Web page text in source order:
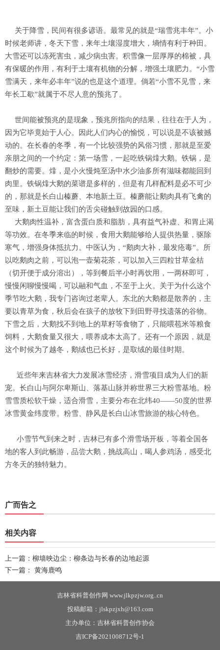
关于降雪，民间有很多谚语。最常见的就是“瑞雪兆丰年”。小
时候老师讲，冬天下雪，来年土壤湿度增大，墒情有利于种田。
大雪还可以冻死害虫，减少病虫害。积雪像一层厚厚的棉被，具
有保暖的作用，有利于土壤有机物的分解，增强土壤肥力。“小雪
雪满天，来年必丰年”说的也是这个道理。倘若“小雪不见雪，来
年长工歇”就属于不尽人意的预兆了。
世间能被预兆的是现象，预兆所指向的结果，往往在于人为，
因为它毕竟始于人心。因此人们内心的愉悦，可以说是不该被撼
动的。在长春的冬季，有一个比较强势的风俗习惯，那就是至爱
亲朋之间的一个约定：第一场雪，一起吃铁锅㸆大鹅。铁锅，是
翻炒的需要。㸆，是小火慢炖至汤中水少油多所有滋味都能回到
肉里。铁锅㸆大鹅的菜谱是多样的，但是有几样配料是必不可少
的，那就是长白山榛蘑、本地新土豆。榛蘑能让鹅肉具有飞禽的
至味，新土豆能让我们的舌尖碰触到故园的口感。
大鹅肉性温补，富含蛋白质和脂肪，具有益气补虚、和胃止渴
等功效。在冬季来临的时候，食用大鹅能够给人提供热量，驱除
寒气，增强身体抵抗力。中医认为，“鹅肉大补，最发疮毒”。所
以吃鹅肉之前，可以泡一壶菊花茶，可以加入三四粒甘草金桔
（切开便于成分溶出），等到餐后半小时再饮用，一两杯即可，
慢慢闲聊慢慢喝，可以融和气血，不至于上火。关于为什么这个
季节吃大鹅，我专门咨询过老辈人。东北的大鹅都是散养的，主
要以青草为食，秋后会在孩子的放牧下到田野寻找遗落的谷物。
下雪之后，大鹅找不到地上的草籽等食物了，只能喂苞米等粮食
饲料，大鹅食量又很大，喂养成本太高了。还有一个原因，就是
这个时候为了越冬，鹅绒也已长好，是取绒的最佳时期。
近些年来吉林省大力发展冰雪经济，滑雪项目成为人们的新
宠。长白山与阿尔卑斯山、落基山脉并称世界三大粉雪基地。粉
雪雪质松软干燥，适合滑雪，主要分布在北纬40——50度的世界
冰雪黄金纬度带。粉雪、静风是长白山冰雪旅游的核心特色。
小雪节气到来之时，吉林已有多个滑雪场开板，等着全国各
地的客人到此畅游，品尝大鹅，挑战高山，喝人参鸡汤，感受北
方冬天的独特魅力。
广而告之
相关内容
上一篇： 柳墙映边尘：柳条边与长春的边地起源
下一篇：
黄海鹿鸣
吉林省科普创作网 www.jlkpzjw.org..cn
投稿邮箱：jlskpzjxh@163.com
主办单位：吉林省科普创作协会
吉ICP备2021008712号-1